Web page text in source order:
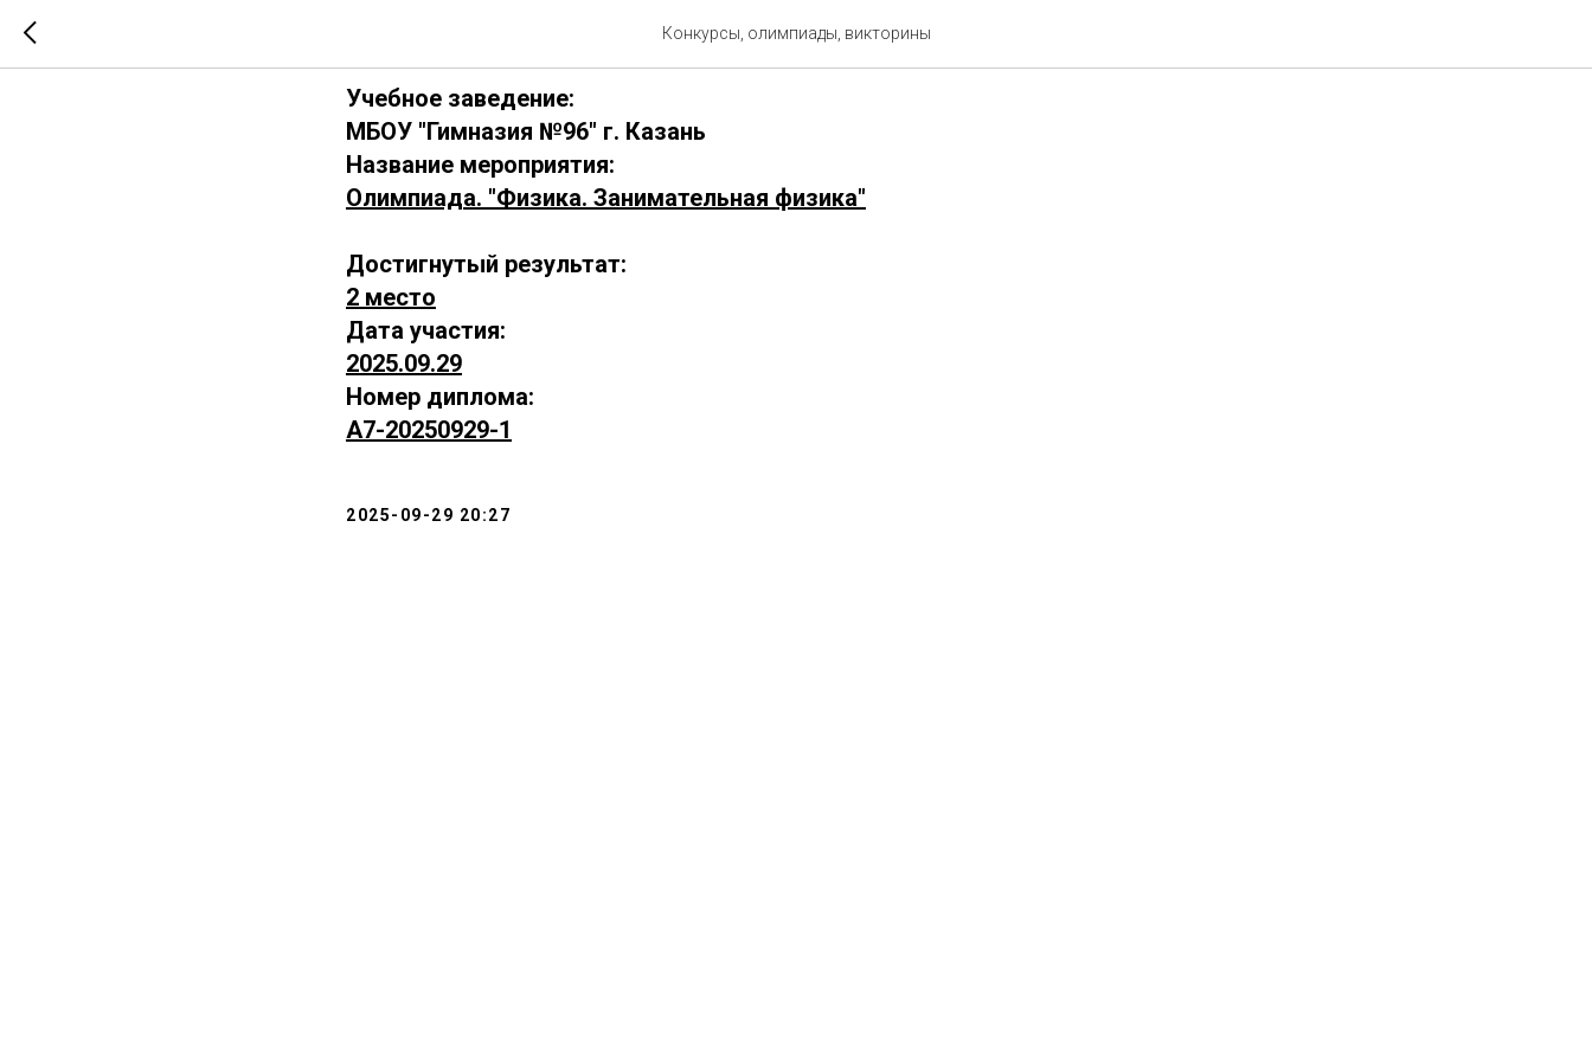
Конкурсы, олимпиады, викторины
Учебное заведение:
МБОУ "Гимназия №96" г. Казань
Название мероприятия:
Олимпиада. "Физика. Занимательная физика"
Достигнутый результат:
2 место
Дата участия:
2025.09.29
Номер диплома:
А7-20250929-1
2025-09-29 20:27